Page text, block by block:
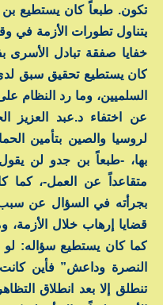
تكون. طبعاً كان يستطيع
يتناول تطورات الأزمة في
خفايا صفقة تبادل الأسرى
كان يستطيع تحقيق سبق
السلميين، وما رد النظام
عن اختفاء د.عبد العزيز
لروسيا والصين بتأمين
بها، -طبعاً بن جدو لن
متقاعداً عن العمل-،
بجرأته في السؤال عن
قضايا إرهاب خلال الأزمة،
كما كان يستطيع سؤاله: لو
النصرة وداعش” فأين
تنطلق إلا بعد انطلاق